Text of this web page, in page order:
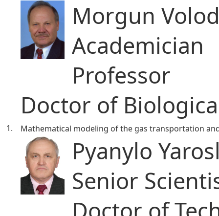
Morgun
Academician
Professor
Doctor of
1. Mathematical modeling of the gas transportation
Pyanylo
Senior